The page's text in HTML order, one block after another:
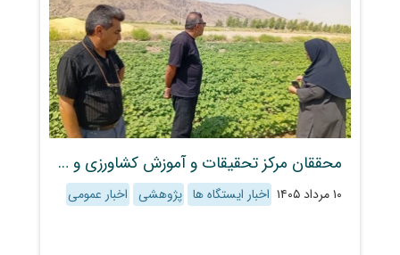
محققان مرکز تحقیقات و آموزش کشاورزی و منابع طبیعی استان فارس، وضعیت مزارع پنبه، کنجد و کاملینا را در منطقه هشیوار ارزیابی کردند
۱۰ مرداد ۱۴۰۵ اخبار ایستگاه ها پژوهشی اخبار عمومی